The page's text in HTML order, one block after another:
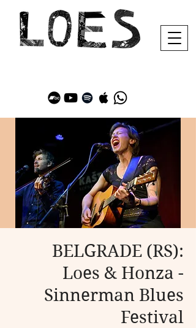
BELGRADE (RS):
Loes & Honza -
Sinnerman Blues
Festival